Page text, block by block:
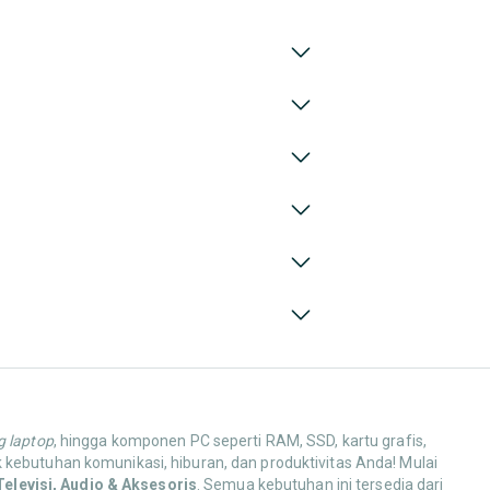
laptop, hingga komponen PC seperti RAM, SSD, kartu grafis,
komunikasi, hiburan, dan produktivitas Anda! Mulai
Audio & Aksesoris . Semua kebutuhan ini tersedia dari